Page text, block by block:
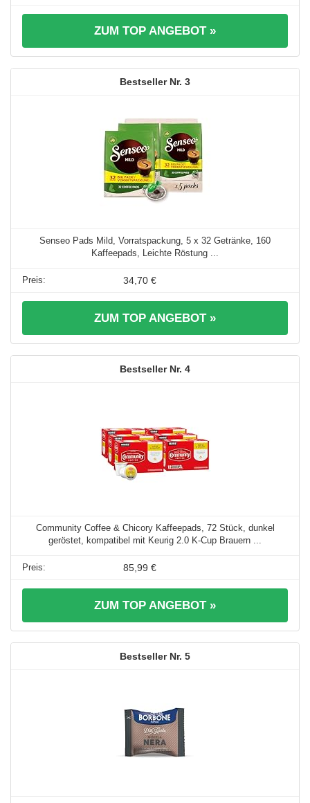
ZUM TOP ANGEBOT »
3
Senseo Pads Mild, Vorratspackung, 5 x 32 Getränke, 160
Kaffeepads, Leichte Röstung ...
34,70 €
ZUM TOP ANGEBOT »
4
Community Coffee & Chicory Kaffeepads, 72 Stück, dunkel
geröstet, kompatibel mit Keurig 2.0 K-Cup Brauern ...
85,99 €
ZUM TOP ANGEBOT »
5